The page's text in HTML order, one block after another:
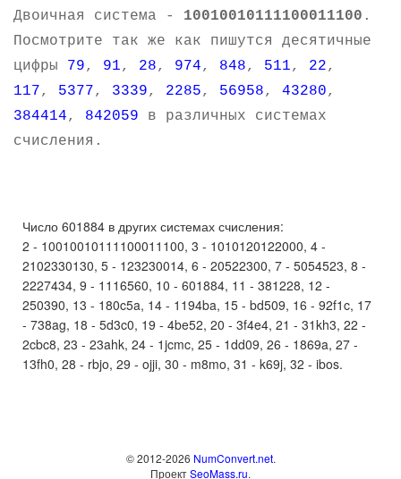
Двоичная система - 10010010111100011100 .
Посмотрите так же как пишутся десятичные
цифры 79, 91, 28, 974, 848, 511, 22,
117, 5377, 3339, 2285, 56958, 43280,
384414, 842059 в различных системах
счисления.
Число 601884 в других системах счисления:
2 - 10010010111100011100, 3 - 1010120122000, 4 -
2102330130, 5 - 123230014, 6 - 20522300, 7 - 5054523, 8 -
2227434, 9 - 1116560, 10 - 601884, 11 - 381228, 12 -
250390, 13 - 180c5a, 14 - 1194ba, 15 - bd509, 16 - 92f1c, 17
- 738ag, 18 - 5d3c0, 19 - 4be52, 20 - 3f4e4, 21 - 31kh3, 22 -
2cbc8, 23 - 23ahk, 24 - 1jcmc, 25 - 1dd09, 26 - 1869a, 27 -
13fh0, 28 - rbjo, 29 - ojji, 30 - m8mo, 31 - k69j, 32 - ibos.
© 2012-2026 NumConvert.net.
ПроектSeoMass.ru.